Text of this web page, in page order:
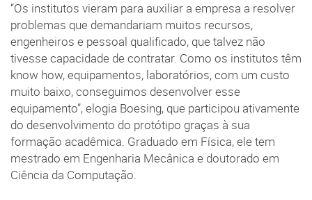
“Os institutos vieram para auxiliar a empresa a resolver
problemas que demandariam muitos recursos,
engenheiros e pessoal qualificado, que talvez não
tivesse capacidade de contratar. Como os institutos têm
know how, equipamentos, laboratórios, com um custo
muito baixo, conseguimos desenvolver esse
equipamento”, elogia Boesing, que participou ativamente
do desenvolvimento do protótipo graças à sua
formação acadêmica. Graduado em Física, ele tem
mestrado em Engenharia Mecânica e doutorado em
Ciência da Computação.